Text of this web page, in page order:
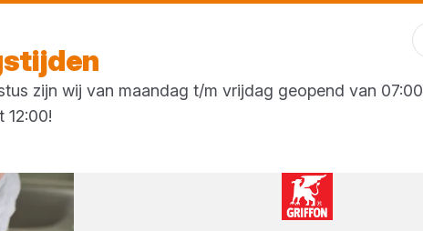
zijn wij van maandag t/m vrijdag geopend van 07:00
12:00!